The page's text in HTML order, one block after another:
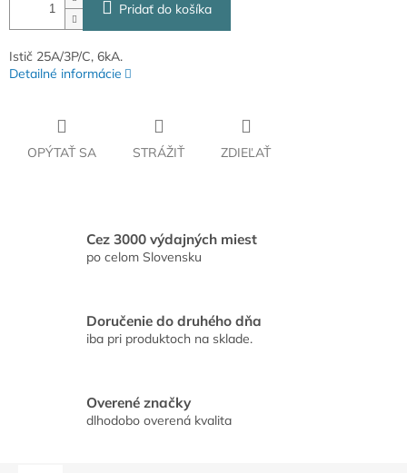
Pridať do košíka
Istič 25A/3P/C, 6kA.
Detailné informácie
OPÝTAŤ SA STRÁŽIŤ ZDIEĽAŤ
Cez 3000 výdajných miest
po celom Slovensku
Doručenie do druhého dňa
iba pri produktoch na sklade.
Overené značky
dlhodobo overená kvalita